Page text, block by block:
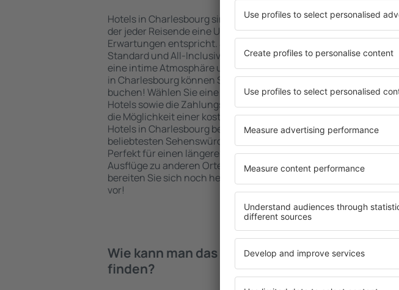
Hotels in Charlesbourg sind eine vielfältige Unterkunftsbasis, in
der jeder Reisende eine Unterkunft findet, die seinen
Erwartungen entspricht. Sie bevorzugen ein Hotel mit hohem
Standard und All-Inclusive-Angebot oder wählen Hotels aus, die
eine intime Atmosphäre und günstige Unterkünfte garantieren?
in Charlesbourg können Sie eine Unterkunft für jede Geldtasche
buchen! Wählen Sie eine günstige Lage und den Standard des
Hotels sowie die Zahlungsmethoden für die Unterkunft aus und
die Möglichkeit einer kostenlosen Stornierung der Buchung.
Hotels in Charlesbourg befinden sich sowohl in der Nähe der
beliebtesten Sehenswürdigkeiten als auch abseits der Masse.
Perfekt für einen längeren Aufenthalt und als Ausgangspunkt für
Ausflüge zu anderen Orten. Wählen Sie ein Hotel für sich aus und
bereiten Sie sich noch heute auf Ihre Reise oder Geschäftsreise
vor!
Wie kann man das Hotel in in Charlesbourg
finden?